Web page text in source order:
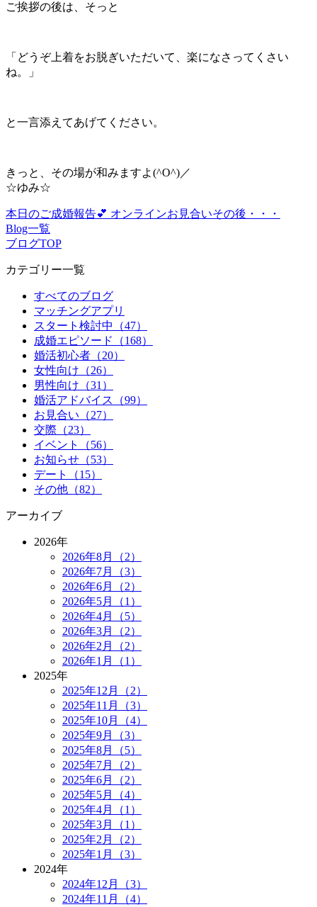
ご挨拶の後は、そっと
「どうぞ上着をお脱ぎいただいて、楽になさってくさい
ね。」
と一言添えてあげてください。
きっと、その場が和みますよ(^O^)／
☆ゆみ☆
本日のご成婚報告💕 オンラインお見合いその後・・・
Blog一覧
ブログTOP
カテゴリー一覧
すべてのブログ
マッチングアプリ
スタート検討中（47）
成婚エピソード（168）
婚活初心者（20）
女性向け（26）
男性向け（31）
婚活アドバイス（99）
お見合い（27）
交際（23）
イベント（56）
お知らせ（53）
デート（15）
その他（82）
アーカイブ
2026年
2026年8月（2）
2026年7月（3）
2026年6月（2）
2026年5月（1）
2026年4月（5）
2026年3月（2）
2026年2月（2）
2026年1月（1）
2025年
2025年12月（2）
2025年11月（3）
2025年10月（4）
2025年9月（3）
2025年8月（5）
2025年7月（2）
2025年6月（2）
2025年5月（4）
2025年4月（1）
2025年3月（1）
2025年2月（2）
2025年1月（3）
2024年
2024年12月（3）
2024年11月（4）